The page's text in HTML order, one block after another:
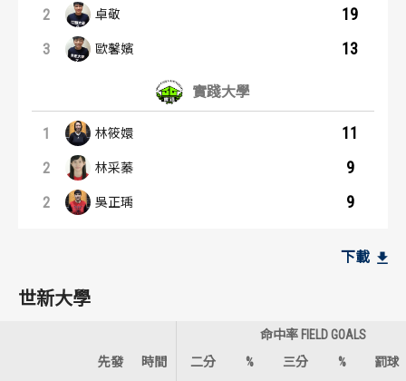
2 卓敬 19
3 歐馨嬪 13
實踐大學
1 林筱嬛 11
2 林采蓁 9
2 吳正瑀 9
1
6
歐馨嬪 4
1
5
卓敬 3
下載
世新大學
命中率 FIELD GOALS
先發
時間 二分 % 三分 %
罰球